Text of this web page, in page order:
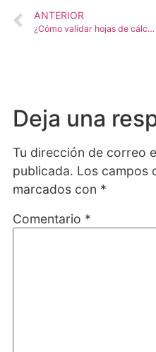
ANTERIOR
¿Cómo validar hojas de cálculo cumpliendo GAMP5?
Deja una
Tu dirección de correo
publicada. Los campos
marcados con *
Comentario *